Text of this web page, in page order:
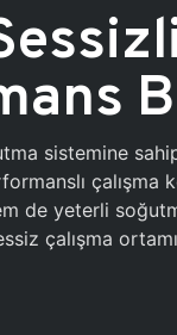
sistemine
çalışma
de yeterli
çalışma